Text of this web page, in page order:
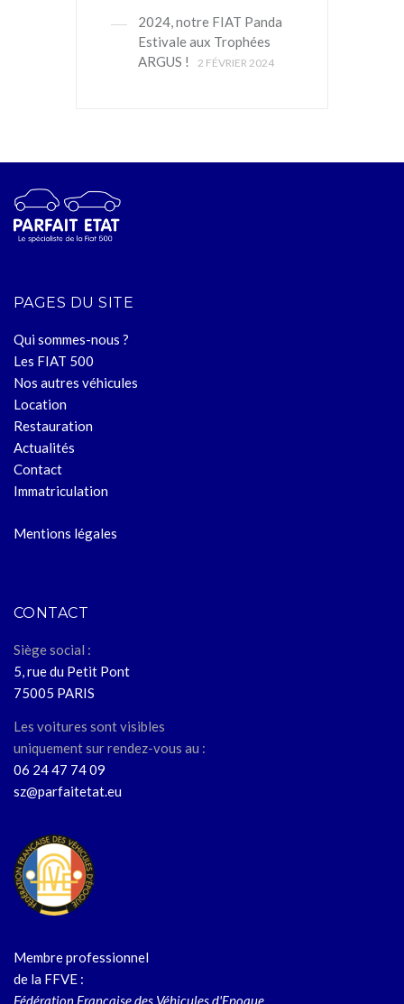
2024, notre FIAT Panda
Estivale aux Trophées
ARGUS !
2 FÉVRIER 2024
PAGES DU SITE
Qui sommes-nous ?
Les FIAT 500
Nos autres véhicules
Location
Restauration
Actualités
Contact
Immatriculation
Mentions légales
CONTACT
Siège social :
5, rue du Petit Pont
75005 PARIS
Les voitures sont visibles
uniquement sur rendez-vous au :
06 24 47 74 09
sz@parfaitetat.eu
Membre professionnel
de la FFVE :
Fédération Française des Véhicules d'Epoque.